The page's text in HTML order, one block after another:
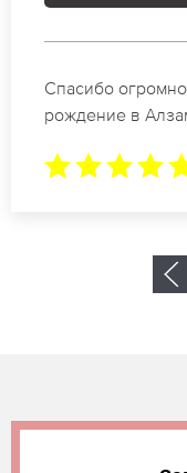
Идеальные
маникюру в